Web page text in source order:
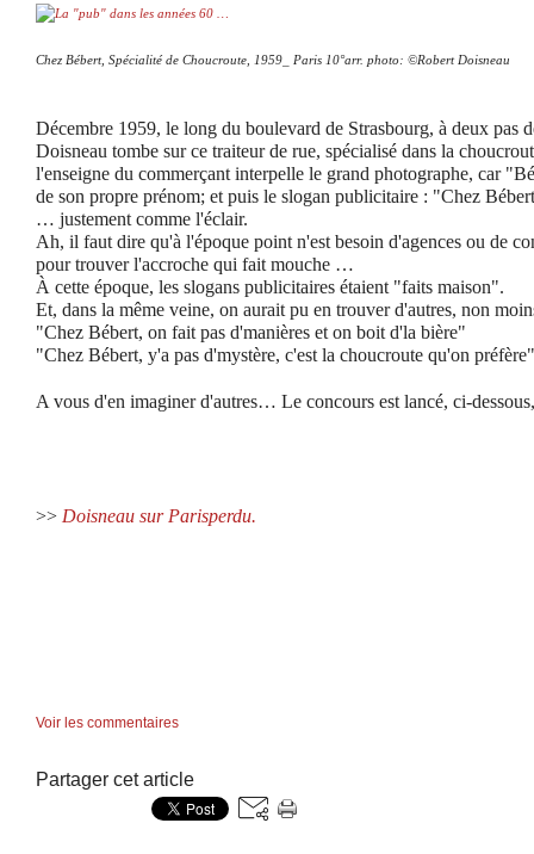
Chez Bébert, Spécialité de Choucroute, 1959_ Paris 10°arr. photo: ©Robert Doisneau
Décembre 1959, le long du boulevard de Strasbourg, à deux pas
Doisneau tombe sur ce traiteur de rue, spécialisé dans la
l'enseigne du commerçant interpelle le grand photographe, car
de son propre prénom; et puis le slogan publicitaire : "Chez
… justement comme l'éclair.
Ah, il faut dire qu'à l'époque point n'est besoin d'agences ou de
pour trouver l'accroche qui fait mouche …
À cette époque, les slogans publicitaires étaient "faits maison".
Et, dans la même veine, on aurait pu en trouver d'autres, non
"Chez Bébert, on fait pas d'manières et on boit d'la bière"
"Chez Bébert, y'a pas d'mystère, c'est la choucroute qu'on préfère"
A vous d'en imaginer d'autres… Le concours est lancé, ci-
>> Doisneau sur Parisperdu.
Voir les commentaires
Partager cet article